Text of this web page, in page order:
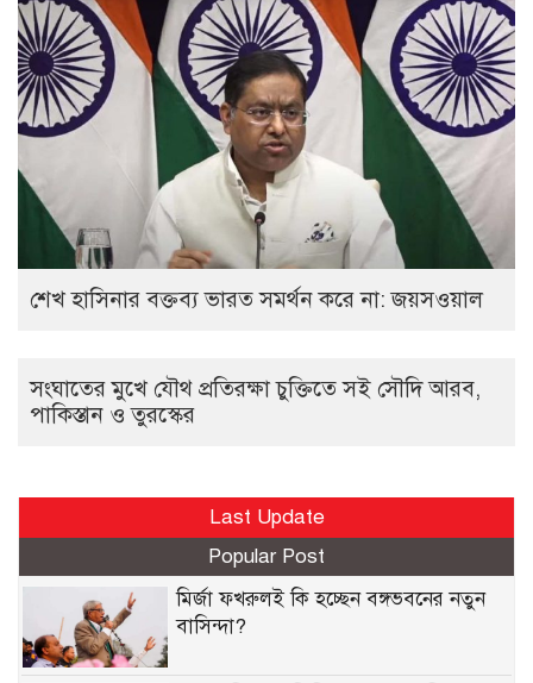
শেখ হাসিনার বক্তব্য ভারত সমর্থন করে না: জয়সওয়াল
সংঘাতের মুখে যৌথ প্রতিরক্ষা চুক্তিতে সই সৌদি আরব,
পাকিস্তান ও তুরস্কের
Last Update
Popular Post
মির্জা ফখরুলই কি হচ্ছেন বঙ্গভবনের নতুন
বাসিন্দা?